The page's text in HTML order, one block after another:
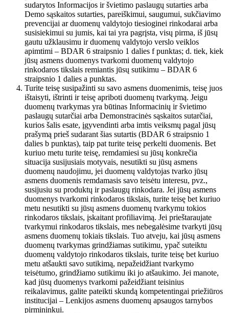
sudarytos Informacijos ir švietimo paslaugų sutarties arba
Demo sąskaitos sutarties, pareiškimui, saugumui, sukčiavimo
prevencijai ar duomenų valdytojo tiesioginei rinkodarai arba
susisiekimui su jumis, kai tai yra pagrįsta, visų pirma, iš jūsų
gautu užklausimu ir duomenų valdytojo verslo veiklos
apimtimi – BDAR 6 straipsnio 1 dalies f punktas; d. tiek, kiek
jūsų asmens duomenys tvarkomi duomenų valdytojo
rinkodaros tikslais remiantis jūsų sutikimu – BDAR 6
straipsnio 1 dalies a punktas.
Turite teisę susipažinti su savo asmens duomenimis, teisę juos
ištaisyti, ištrinti ir teisę apriboti duomenų tvarkymą. Jeigu
duomenų tvarkymas yra būtinas Informacinių ir švietimo
paslaugų sutarčiai arba Demonstracinės sąskaitos sutarčiai,
kurios šalis esate, įgyvendinti arba imtis veiksmų pagal jūsų
prašymą prieš sudarant šias sutartis (BDAR 6 straipsnio 1
dalies b punktas), taip pat turite teisę perkelti duomenis. Bet
kuriuo metu turite teisę, remdamiesi su jūsų konkrečia
situacija susijusiais motyvais, nesutikti su jūsų asmens
duomenų naudojimu, jei duomenų valdytojas tvarko jūsų
asmens duomenis remdamasis savo teisėtu interesu, pvz.,
susijusiu su produktų ir paslaugų rinkodara. Jei jūsų asmens
duomenys tvarkomi rinkodaros tikslais, turite teisę bet kuriuo
metu nesutikti su jūsų asmens duomenų tvarkymu tokios
rinkodaros tikslais, įskaitant profiliavimą. Jei prieštaraujate
tvarkymui rinkodaros tikslais, mes nebegalėsime tvarkyti jūsų
asmens duomenų tokiais tikslais. Tuo atveju, kai jūsų asmens
duomenų tvarkymas grindžiamas sutikimu, ypač suteiktu
duomenų valdytojo rinkodaros tikslais, turite teisę bet kuriuo
metu atšaukti savo sutikimą, nepažeidžiant tvarkymo
teisėtumo, grindžiamo sutikimu iki jo atšaukimo. Jei manote,
kad jūsų duomenys tvarkomi pažeidžiant teisinius
reikalavimus, galite pateikti skundą kompetentingai priežiūros
institucijai – Lenkijos asmens duomenų apsaugos tarnybos
pirmininkui.